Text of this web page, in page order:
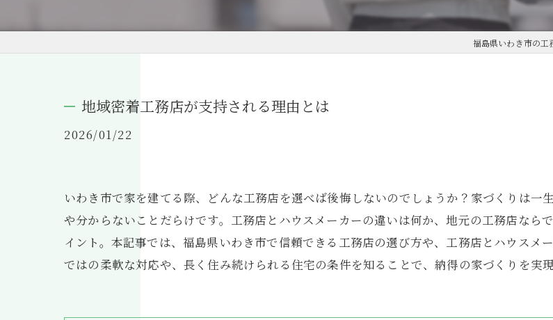
福島県いわき市の工
地域密着工務店が支持される理由とは
2026/01/22
いわき市で家を建てる際、どんな工務店を選べば後悔しないのでしょうか？家づくりは一
や分からないことだらけです。工務店とハウスメーカーの違いは何か、地元の工務店なら
イント。本記事では、福島県いわき市で信頼できる工務店の選び方や、工務店とハウスメ
ではの柔軟な対応や、長く住み続けられる住宅の条件を知ることで、納得の家づくりを実